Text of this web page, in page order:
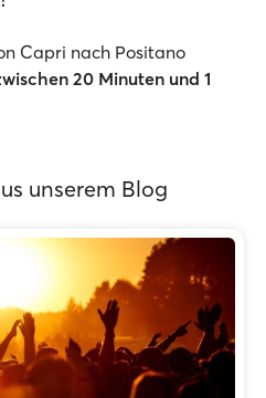
Capri nach Positano
20 Minuten und 1
unserem Blog